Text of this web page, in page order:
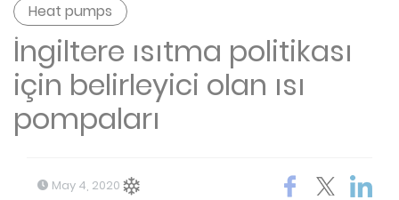
Heat pumps
İngiltere ısıtma politikası
için belirleyici olan ısı
pompaları
May 4, 2020